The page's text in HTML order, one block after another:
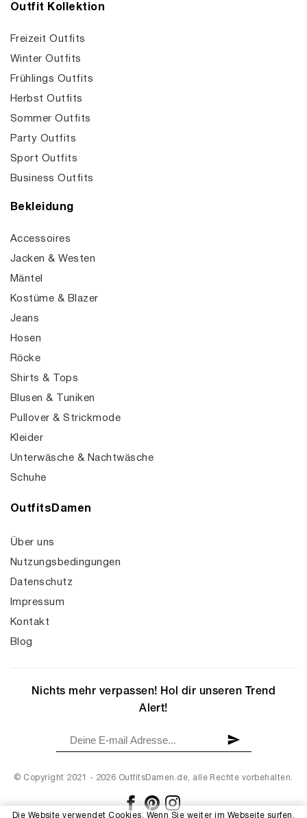
Outfit Kollektion
Freizeit Outfits
Winter Outfits
Frühlings Outfits
Herbst Outfits
Sommer Outfits
Party Outfits
Sport Outfits
Business Outfits
Bekleidung
Accessoires
Jacken & Westen
Mäntel
Kostüme & Blazer
Jeans
Hosen
Röcke
Shirts & Tops
Blusen & Tuniken
Pullover & Strickmode
Kleider
Unterwäsche & Nachtwäsche
Schuhe
OutfitsDamen
Über uns
Nutzungsbedingungen
Datenschutz
Impressum
Kontakt
Blog
© Copyright 2021 - 2026 OutfitsDamen.de, alle Rechte vorbehalten.
Nichts mehr verpassen! Hol dir unseren Trend
Alert!
Die Website verwendet Cookies. Wenn Sie weiter im Webseite surfen,